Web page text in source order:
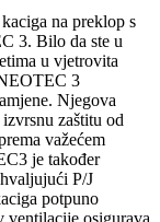
na preklop s
3. Bilo da ste u
u vjetrovita
3
Njegova
zaštitu od
važećem
je također
P/J
potpuno
ventilacije osigurava